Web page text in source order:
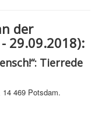
der
29.09.2018):
Tierrede
469 Potsdam.